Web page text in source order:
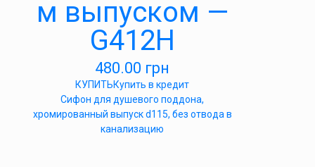
м выпуском —
G412H
480.00 грн
КУПИТЬКупить в кредит
Cифон для душевого поддона,
хромированный выпуск d115, без отвода в
канализацию